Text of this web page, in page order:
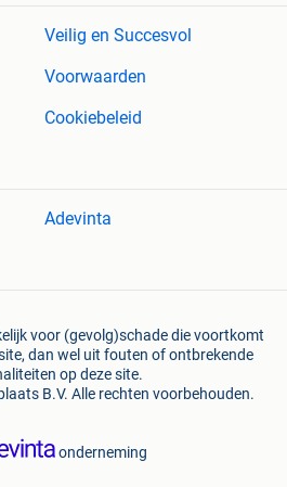
Veilig en Succesvol
Voorwaarden
Cookiebeleid
Adevinta
voor (gevolg)schade die voortkomt
dan wel uit fouten of ontbrekende
op deze site.
B.V. Alle rechten voorbehouden.
onderneming